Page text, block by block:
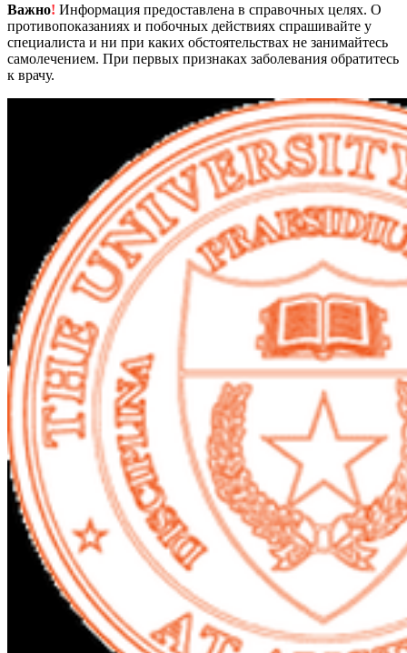
Важно! Информация предоставлена в справочных целях. О
противопоказаниях и побочных действиях спрашивайте у
специалиста и ни при каких обстоятельствах не занимайтесь
самолечением. При первых признаках заболевания обратитесь
к врачу.